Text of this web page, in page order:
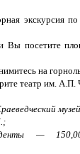
экскурсия
Вы посетите
на
театр им.
—